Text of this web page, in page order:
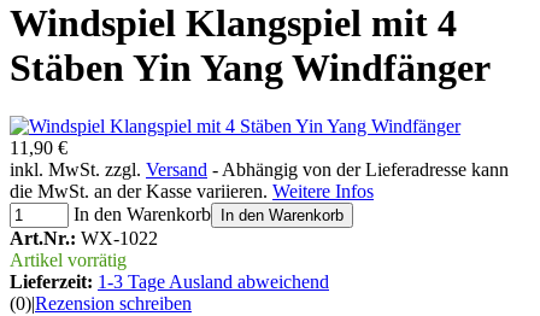
Windspiel Klangspiel mit 4
Stäben Yin Yang Windfänger
11,90 €
inkl. MwSt. zzgl. Versand - Abhängig von der Lieferadresse kann
die MwSt. an der Kasse variieren. Weitere Infos
In den Warenkorb
In den Warenkorb
Art.Nr.: WX-1022
Artikel vorrätig
Lieferzeit: 1-3 Tage Ausland abweichend
(0)|Rezension schreiben